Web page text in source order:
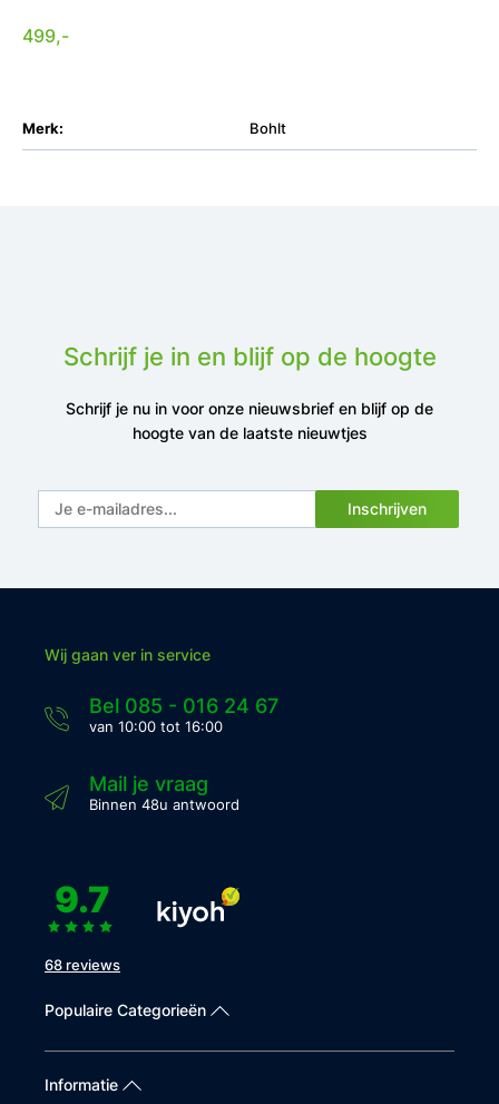
499,-
Merk: Bohlt
Schrijf je in en blijf op de hoogte
Schrijf je nu in voor onze nieuwsbrief en blijf op de
hoogte van de laatste nieuwtjes
Inschrijven
Wij gaan ver in service
Bel 085 - 016 24 67
van 10:00 tot 16:00
Mail je vraag
Binnen 48u antwoord
9.7
68 reviews
Populaire Categorieën
Informatie